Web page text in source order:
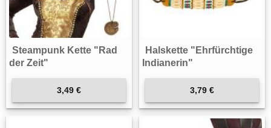
Steampunk Kette "Rad
der Zeit"
3,49 €
Halskette "Ehrfürchtige
Indianerin"
3,79 €